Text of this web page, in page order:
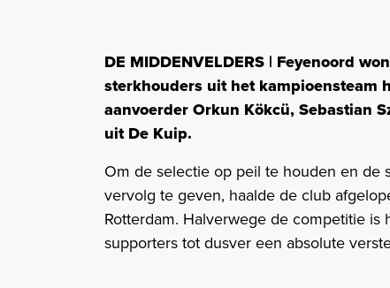
DE MIDDENVELDERS | Feyenoord
sterkhouders uit het kampioensteam
aanvoerder Orkun Kökcü, Sebastian
uit De Kuip.
Om de selectie op peil te houden en de
vervolg te geven, haalde de club
Rotterdam. Halverwege de competitie
supporters tot dusver een absolute